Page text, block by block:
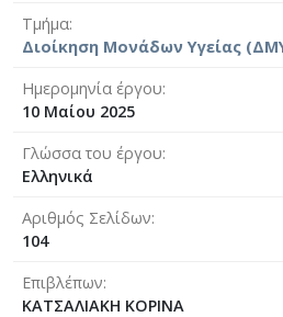
Τμήμα
Διοίκηση Μονάδων Υγείας
Ημερομηνία έργου
10 Μαίου 2025
Γλώσσα του έργου
Ελληνικά
Αριθμός Σελίδων
104
Επιβλέπων
ΚΑΤΣΑΛΙΑΚΗ ΚΟΡΙΝΑ